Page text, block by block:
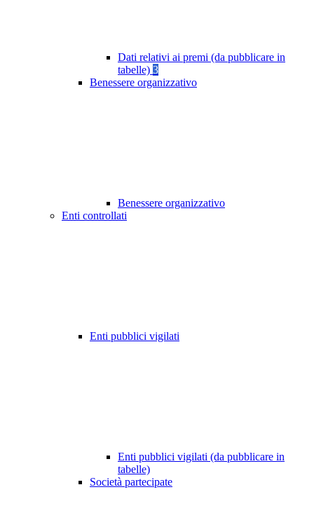
Dati relativi ai premi (da pubblicare in
tabelle) 3
Benessere organizzativo
Benessere organizzativo
Enti controllati
Enti pubblici vigilati
Enti pubblici vigilati (da pubblicare in
tabelle)
Società partecipate